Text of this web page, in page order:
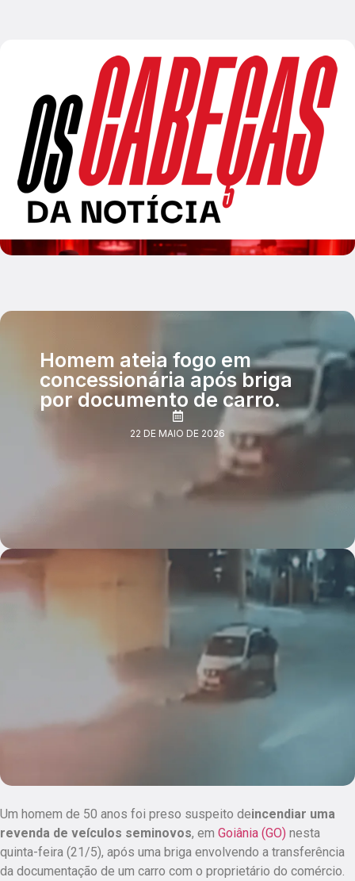
Homem ateia fogo em
concessionária após briga
por documento de carro.
22 DE MAIO DE 2026
Um homem de 50 anos foi preso suspeito deincendiar uma
revenda de veículos seminovos, em Goiânia (GO) nesta
quinta-feira (21/5), após uma briga envolvendo a transferência
da documentação de um carro com o proprietário do comércio.